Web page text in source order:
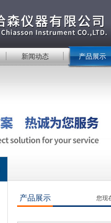
新闻动态 产品展示
产品展示 您现